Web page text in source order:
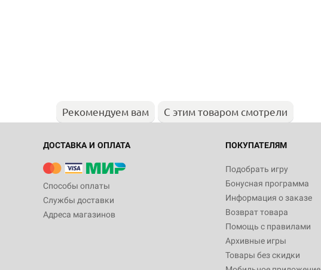
Рекомендуем вам С этим товаром смотрели
ДОСТАВКА И ОПЛАТА
Способы оплаты
Службы доставки
Адреса магазинов
ПОКУПАТЕЛЯМ
Подобрать игру
Бонусная программа
Информация о заказе
Возврат товара
Помощь с правилами
Архивные игры
Товары без скидки